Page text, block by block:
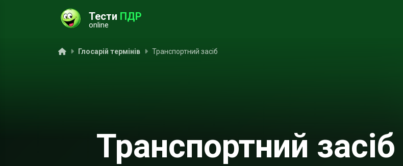
Тести ПДР
online
ГоловнаГлосарій термінів Транспортний засіб
Транспортний засіб